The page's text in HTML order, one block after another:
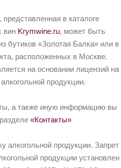
в каталоге
вин Krymwine.ru, может быть
бутиков «Золотая Балка» или в
расположенных в Москве.
на основании лицензий на
продукции.
а также иную информацию вы
«Контакты»
алкогольной продукции. Запрет
продукции установлен